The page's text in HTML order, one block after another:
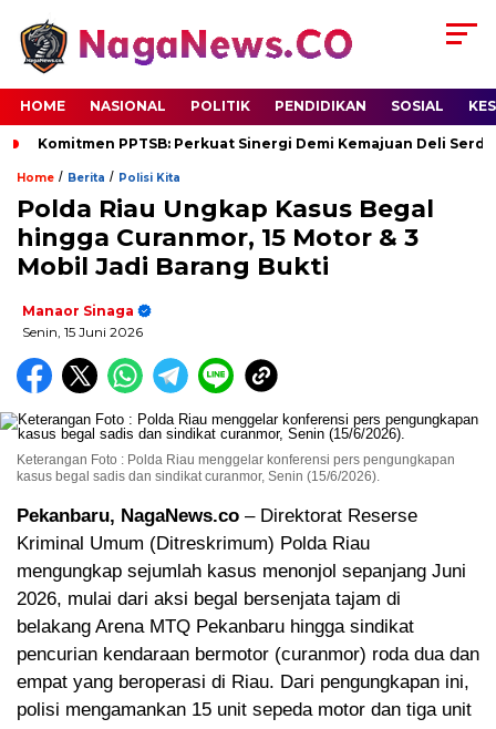
HOME NASIONAL POLITIK PENDIDIKAN SOSIAL
Komitmen PPTSB: Perkuat Sinergi Demi Kemajuan Deli
Home / Berita / Polisi Kita
Polda Riau Ungkap Kasus Begal
hingga Curanmor, 15 Motor & 3
Mobil Jadi Barang Bukti
Manaor Sinaga
Senin, 15 Juni 2026
Keterangan Foto : Polda Riau menggelar konferensi pers pengungkapan
kasus begal sadis dan sindikat curanmor, Senin (15/6/2026).
Pekanbaru, NagaNews.co – Direktorat Reserse
Kriminal Umum (Ditreskrimum) Polda Riau
mengungkap sejumlah kasus menonjol sepanjang Juni
2026, mulai dari aksi begal bersenjata tajam di
belakang Arena MTQ Pekanbaru hingga sindikat
pencurian kendaraan bermotor (curanmor) roda dua dan
empat yang beroperasi di Riau. Dari pengungkapan ini,
polisi mengamankan 15 unit sepeda motor dan tiga unit